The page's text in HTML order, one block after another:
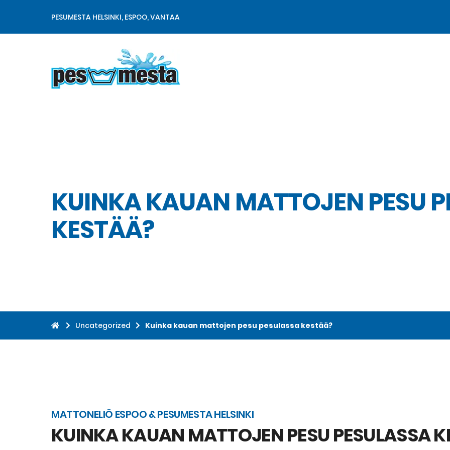
PESUMESTA HELSINKI, ESPOO, VANTAA
KUINKA KAUAN MATTOJEN PESU
KESTÄÄ?
Uncategorized Kuinka kauan mattojen pesu pesulassa kestää?
MATTONELIÖ ESPOO & PESUMESTA HELSINKI
KUINKA KAUAN MATTOJEN PESU PESULASSA